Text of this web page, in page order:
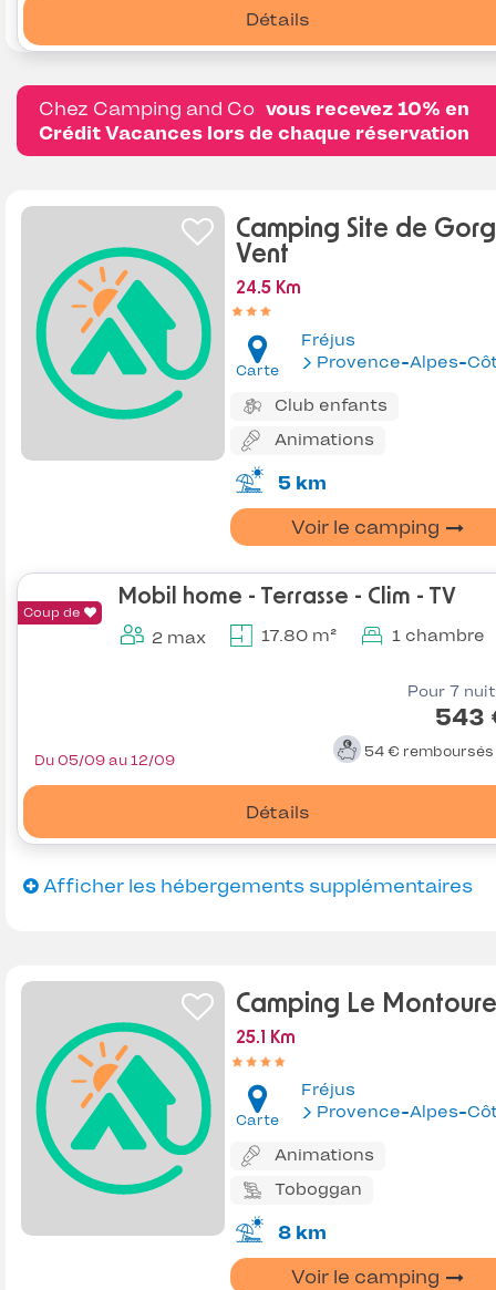
Détails
Chez Camping and Co vous recevez 10% en
Crédit Vacances lors de chaque réservation
Camping Site de
Vent
24.5 Km
Carte
Fréjus
Provence-Alpes-Côte
Club enfants
Animations
5 km
Voir le camping
Coup de
Mobil home - Terrasse - Clim - TV
2 max 17.80 m² 1 chambre
Pour 7
543
54 € remboursés
Détails
Du 05/09 au 12/09
Afficher les hébergements supplémentaires
Camping Le
25.1 Km
Carte
Fréjus
Provence-Alpes-Côte
Animations
Toboggan
8 km
Voir le camping